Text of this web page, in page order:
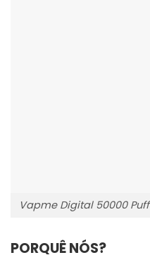
Vapme Digital 50000
PORQUÊ NÓS?